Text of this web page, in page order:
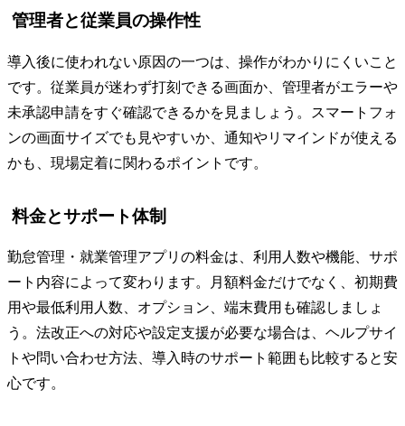
管理者と従業員の操作性
導入後に使われない原因の一つは、操作がわかりにくいこと
です。従業員が迷わず打刻できる画面か、管理者がエラーや
未承認申請をすぐ確認できるかを見ましょう。スマートフォ
ンの画面サイズでも見やすいか、通知やリマインドが使える
かも、現場定着に関わるポイントです。
料金とサポート体制
勤怠管理・就業管理アプリの料金は、利用人数や機能、サポ
ート内容によって変わります。月額料金だけでなく、初期費
用や最低利用人数、オプション、端末費用も確認しましょ
う。法改正への対応や設定支援が必要な場合は、ヘルプサイ
トや問い合わせ方法、導入時のサポート範囲も比較すると安
心です。